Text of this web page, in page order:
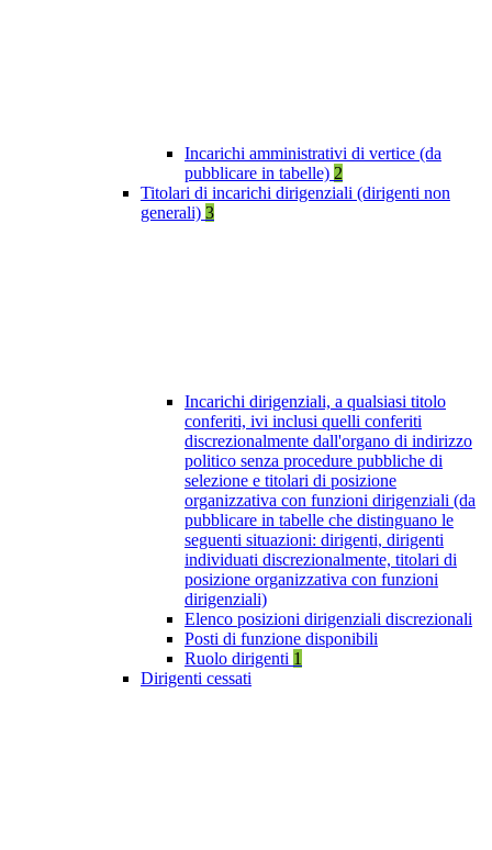
Incarichi amministrativi di vertice (da
pubblicare in tabelle) 2
Titolari di incarichi dirigenziali (dirigenti non
generali) 3
Incarichi dirigenziali, a qualsiasi titolo
conferiti, ivi inclusi quelli conferiti
discrezionalmente dall'organo di indirizzo
politico senza procedure pubbliche di
selezione e titolari di posizione
organizzativa con funzioni dirigenziali (da
pubblicare in tabelle che distinguano le
seguenti situazioni: dirigenti, dirigenti
individuati discrezionalmente, titolari di
posizione organizzativa con funzioni
dirigenziali)
Elenco posizioni dirigenziali discrezionali
Posti di funzione disponibili
Ruolo dirigenti 1
Dirigenti cessati